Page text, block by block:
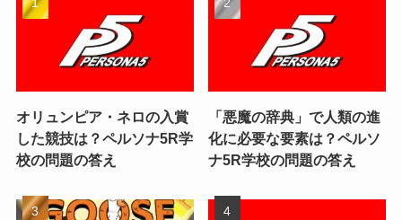
オリュンピア・ネロの入賞
した競技は？ペルソナ5R学
校の問題の答え
「悪魔の辞典」で人類の進
化に必要な要素は？ペルソ
ナ5R学校の問題の答え